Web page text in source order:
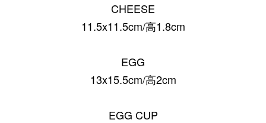
CHEESE
11.5x11.5cm/高1.8cm
EGG
13x15.5cm/高2cm
EGG CUP